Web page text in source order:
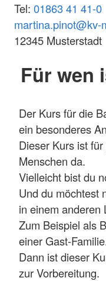
Tel: 01863 41 41-0
martina.pinot@kv-
12345 Musterstadt
Für wen
Der Kurs für die
ein besonderes
Dieser Kurs ist
Menschen da.
Vielleicht bist du
Und du möchtest
in einem anderen
Zum Beispiel als
einer Gast-
Dann ist dieser
zur Vorbereitung.